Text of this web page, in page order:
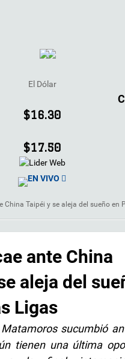
El Dólar
$16.30
$17.50
EN VIVO
China Taipéi y se aleja del sueño en
ante China
aleja del
Ligas
sucumbió
tienen una última